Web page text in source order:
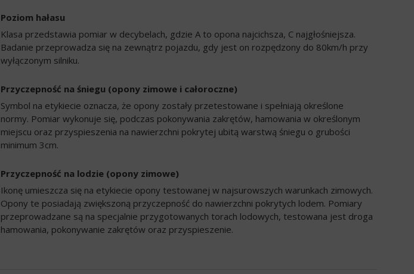
Poziom hałasu
Klasa przedstawia pomiar w decybelach, gdzie A to opona najcichsza, C najgłośniejsza.
Badanie przeprowadza się na zewnątrz pojazdu, gdy jest on rozpędzony do 80km/h przy
wyłączonym silniku.
Przyczepność na śniegu (opony zimowe i całoroczne)
Symbol na etykiecie oznacza, że opony zostały przetestowane i spełniają określone
normy. Pomiar wykonuje się, podczas pokonywania zakrętów, hamowania w określonym
miejscu oraz przyspieszenia na nawierzchni pokrytej ubitą warstwą śniegu o grubości
minimum 3cm.
Przyczepność na lodzie (opony zimowe)
Ikonę umieszcza się na etykiecie opony testowanej w najsurowszych warunkach zimowych.
Opony te posiadają zwiększoną przyczepność do nawierzchni pokrytych lodem. Pomiary
przeprowadzane są na specjalnie przygotowanych torach lodowych, testowana jest droga
hamowania, pokonywanie zakrętów oraz przyspieszenie.